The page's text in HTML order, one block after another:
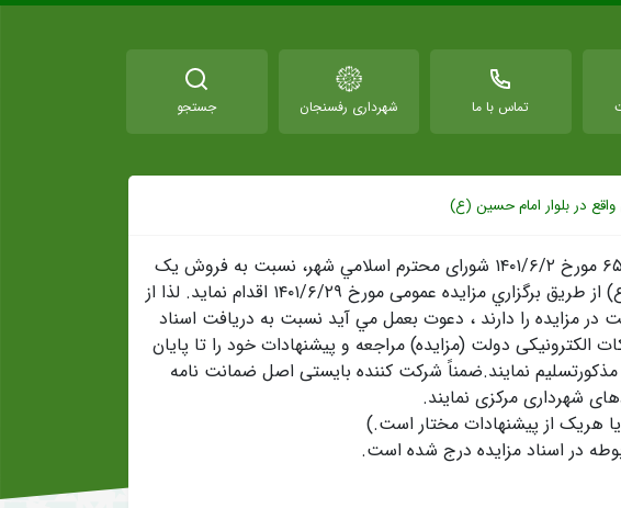
تماس با ما شهرداری رفسنجان جستجو
در بلوار امام حسین (ع)
شهرداري رفسنجان در نظر دارد بر اساس مصوبه شماره ۶۵۳ مورخ ۱۴۰۱/۶/۲ شورای محترم اسلامي شهر، نسبت به فروش یک
قطعه زمین از املاک شهرداری واقع در بلوار امام حسین (ع) از طريق برگزاري مزایده عمومی مورخ ۱۴۰۱/۶/۲۹ اقدام نمايد. لذا از
مزایده را دارند ، دعوت بعمل مي آيد نسبت به دریافت اسناد
الکترونیکی دولت (مزایده) مراجعه و پيشنهادات خود را تا پايان
۰۷/۱۱ /۱۴۰۱ ازطریق سامانه مذکورتسليم نمايند.ضمناً شرکت کننده بایستی اصل ضمانت نامه
هریک از پیشنهادات مختار است.)